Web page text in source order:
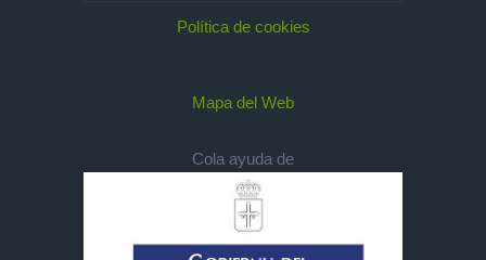
Política de cookies
Mapa del Web
Cola ayuda de